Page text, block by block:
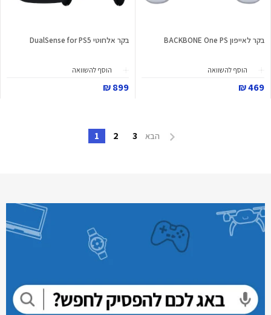
בקר לאייפון BACKBONE One PS
הוסף להשוואה
469 ₪
בקר אלחוטי DualSense for PS5
הוסף להשוואה
899 ₪
הבא 3
2
1